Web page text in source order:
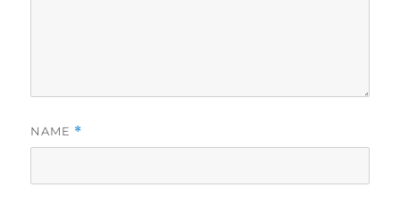
NAME *